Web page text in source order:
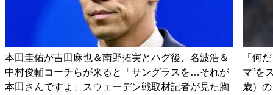
本田圭佑が吉田麻也＆南野拓実とハグ後、名波浩＆
中村俊輔コーチらが来ると「サングラスを…それが
本田さんですよ」スウェーデン戦取材記者が見た胸
「何
マ”を
歳）